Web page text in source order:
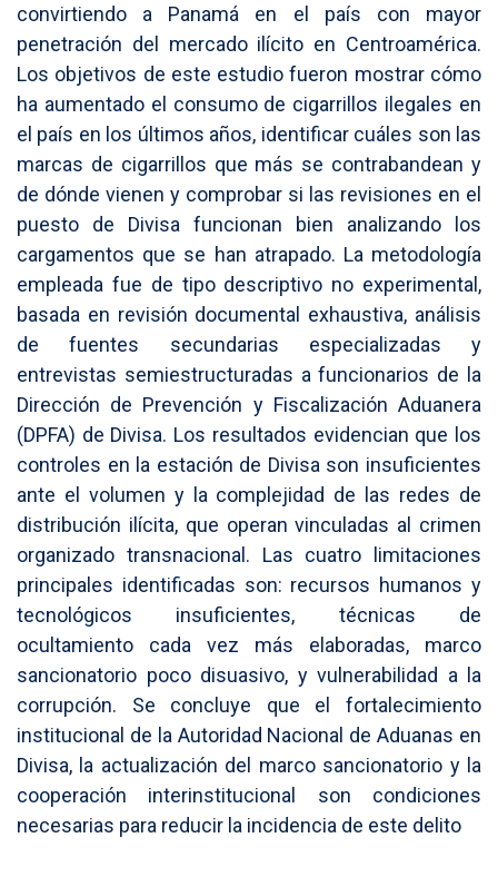
convirtiendo a Panamá en el país con mayor
penetración del mercado ilícito en Centroamérica.
Los objetivos de este estudio fueron mostrar cómo
ha aumentado el consumo de cigarrillos ilegales en
el país en los últimos años, identificar cuáles son las
marcas de cigarrillos que más se contrabandean y
de dónde vienen y comprobar si las revisiones en el
puesto de Divisa funcionan bien analizando los
cargamentos que se han atrapado. La metodología
empleada fue de tipo descriptivo no experimental,
basada en revisión documental exhaustiva, análisis
de fuentes secundarias especializadas y
entrevistas semiestructuradas a funcionarios de la
Dirección de Prevención y Fiscalización Aduanera
(DPFA) de Divisa. Los resultados evidencian que los
controles en la estación de Divisa son insuficientes
ante el volumen y la complejidad de las redes de
distribución ilícita, que operan vinculadas al crimen
organizado transnacional. Las cuatro limitaciones
principales identificadas son: recursos humanos y
tecnológicos insuficientes, técnicas de
ocultamiento cada vez más elaboradas, marco
sancionatorio poco disuasivo, y vulnerabilidad a la
corrupción. Se concluye que el fortalecimiento
institucional de la Autoridad Nacional de Aduanas en
Divisa, la actualización del marco sancionatorio y la
cooperación interinstitucional son condiciones
necesarias para reducir la incidencia de este delito